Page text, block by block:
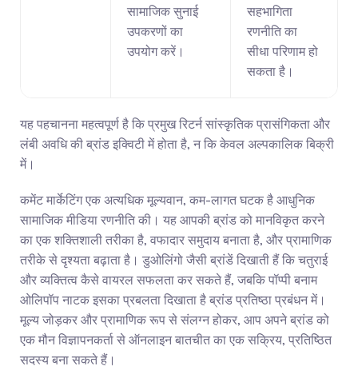
सामाजिक सुनाई
उपकरणों का
उपयोग करें।
सहभागिता
रणनीति का
सीधा परिणाम हो
सकता है।
यह पहचानना महत्वपूर्ण है कि प्रमुख रिटर्न सांस्कृतिक प्रासंगिकता और
लंबी अवधि की ब्रांड इक्विटी में होता है, न कि केवल अल्पकालिक बिक्री
में।
कमेंट मार्केटिंग एक अत्यधिक मूल्यवान, कम-लागत घटक है आधुनिक
सामाजिक मीडिया रणनीति की। यह आपकी ब्रांड को मानविकृत करने
का एक शक्तिशाली तरीका है, वफादार समुदाय बनाता है, और प्रामाणिक
तरीके से दृश्यता बढ़ाता है। डुओलिंगो जैसी ब्रांडें दिखाती हैं कि चतुराई
और व्यक्तित्व कैसे वायरल सफलता कर सकते हैं, जबकि पॉप्पी बनाम
ओलिपॉप नाटक इसका प्रबलता दिखाता है ब्रांड प्रतिष्ठा प्रबंधन में।
मूल्य जोड़कर और प्रामाणिक रूप से संलग्न होकर, आप अपने ब्रांड को
एक मौन विज्ञापनकर्ता से ऑनलाइन बातचीत का एक सक्रिय, प्रतिष्ठित
सदस्य बना सकते हैं।